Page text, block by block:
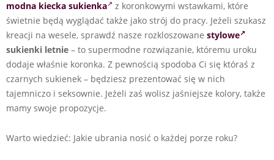
modna kiecka sukienka
z koronkowymi wstawkami, które
świetnie będą wyglądać także jako strój do pracy. Jeżeli szukasz
kreacji na wesele, sprawdź nasze rozkloszowane stylowe
sukienki letnie – to supermodne rozwiązanie, któremu uroku
dodaje właśnie koronka. Z pewnością spodoba Ci się któraś z
czarnych sukienek – będziesz prezentować się w nich
tajemniczo i seksownie. Jeżeli zaś wolisz jaśniejsze kolory, także
mamy swoje propozycje.
Warto wiedzieć: Jakie ubrania nosić o każdej porze roku?